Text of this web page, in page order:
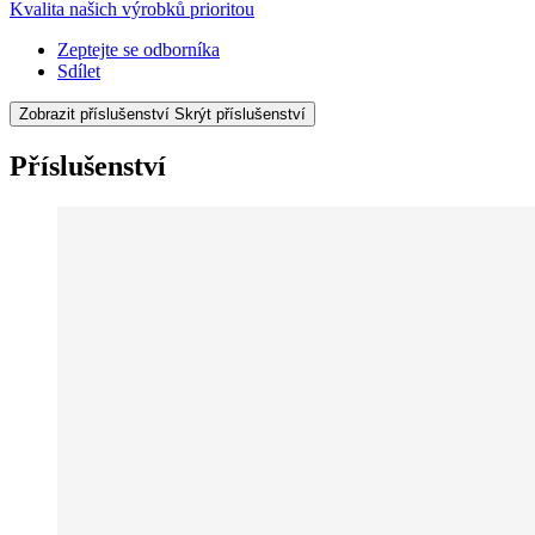
Kvalita našich výrobků prioritou
Zeptejte se odborníka
Sdílet
Zobrazit příslušenství Skrýt příslušenství
Příslušenství